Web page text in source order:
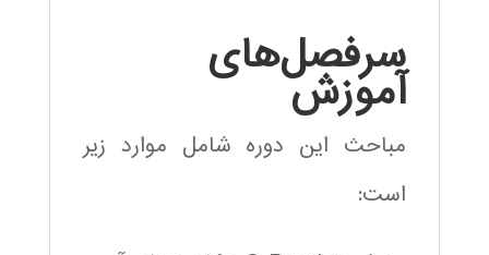
سرفصل‌های
آموزش
مباحث این دوره شامل موارد زیر
است: